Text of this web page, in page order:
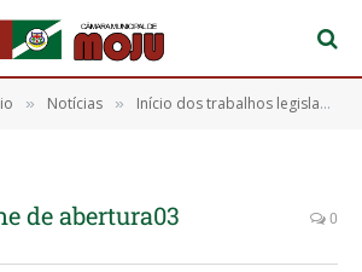
» Notícias » Início dos trabalhos legislativos de 2025
de abertura03 0